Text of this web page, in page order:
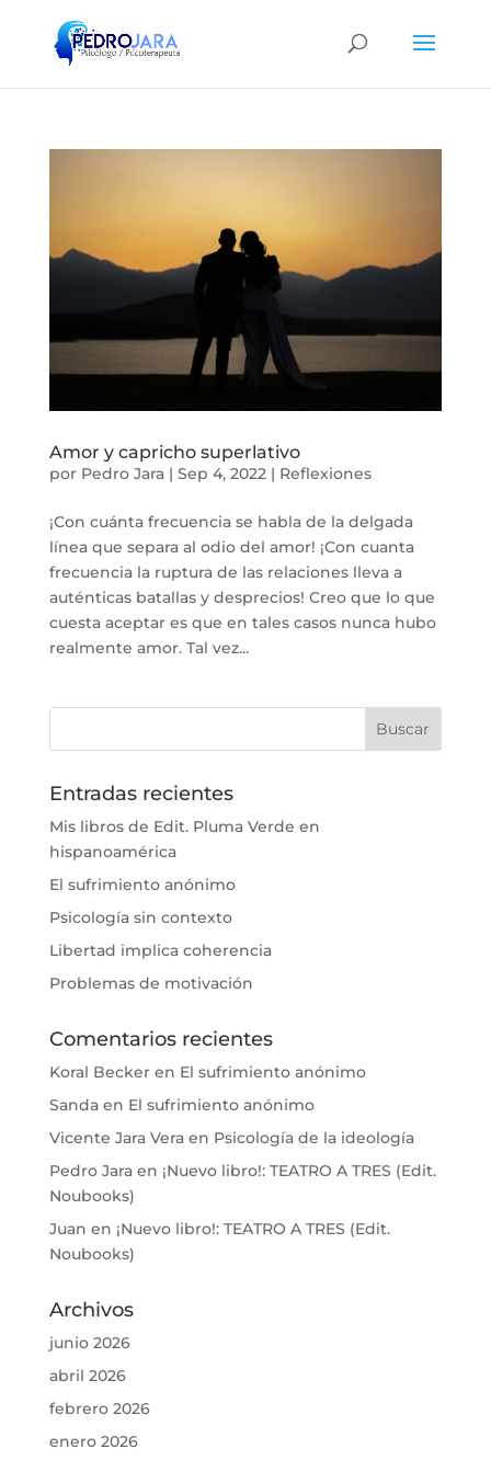
Amor y capricho superlativo
por Pedro Jara| Sep 4, 2022| Reflexiones
¡Con cuánta frecuencia se habla de la delgada
línea que separa al odio del amor! ¡Con cuanta
frecuencia la ruptura de las relaciones lleva a
auténticas batallas y desprecios! Creo que lo que
cuesta aceptar es que en tales casos nunca hubo
realmente amor. Tal vez...
Entradas recientes
Mis libros de Edit. Pluma Verde en
hispanoamérica
El sufrimiento anónimo
Psicología sin contexto
Libertad implica coherencia
Problemas de motivación
Comentarios recientes
Koral Beckeren El sufrimiento anónimo
Sandaen El sufrimiento anónimo
Vicente Jara Veraen Psicología de la ideología
Pedro Jaraen ¡Nuevo libro!: TEATRO A TRES (Edit.
Noubooks)
Juan en ¡Nuevo libro!: TEATRO A TRES (Edit.
Noubooks)
Archivos
junio 2026
abril 2026
febrero 2026
enero 2026